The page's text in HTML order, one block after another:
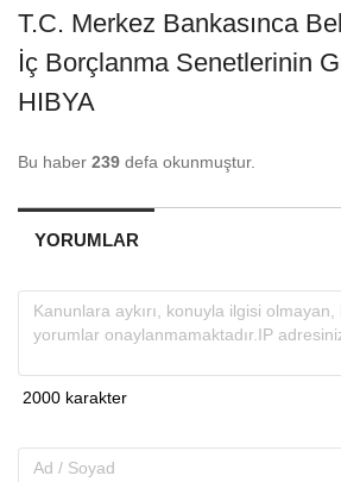
T.C. Merkez Bankasınca
İç Borçlanma Senetlerinin
HIBYA
Bu haber 239 defa okunmuştur.
YORUMLAR